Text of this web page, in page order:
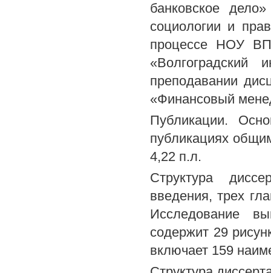
банковское
социологии и
процессе НОУ
«Волгоградский
преподавании
«Финансовый
Публикации.
публикациях
4,22 п.л.
Структура
введения, трех
Исследование
содержит 29
включает 159